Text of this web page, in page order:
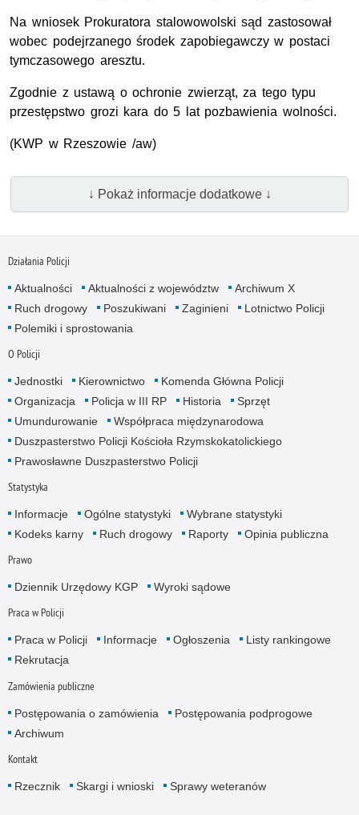
Na wniosek Prokuratora stalowowolski sąd zastosował
wobec podejrzanego środek zapobiegawczy w postaci
tymczasowego aresztu.
Zgodnie z ustawą o ochronie zwierząt, za tego typu
przestępstwo grozi kara do 5 lat pozbawienia wolności.
(KWP w Rzeszowie /aw)
↓ Pokaż informacje dodatkowe ↓
Działania Policji
Aktualności Aktualności z województw
Archiwum X
Ruch drogowy
Poszukiwani Zaginieni
Lotnictwo Policji
Polemiki i sprostowania
O Policji
Jednostki Kierownictwo
Komenda Główna Policji
Organizacja
Policja w III RP Historia
Sprzęt
Umundurowanie
Współpraca międzynarodowa
Duszpasterstwo Policji Kościoła Rzymskokatolickiego
Prawosławne Duszpasterstwo Policji
Statystyka
Informacje Ogólne statystyki
Wybrane statystyki
Kodeks karny
Ruch drogowy Raporty Opinia publiczna
Prawo
Dziennik Urzędowy KGP Wyroki sądowe
Praca w Policji
Praca w Policji Informacje Ogłoszenia
Listy rankingowe
Rekrutacja
Zamówienia publiczne
Postępowania o zamówienia
Postępowania podprogowe
Archiwum
Kontakt
Rzecznik Skargi i wnioski Sprawy weteranów